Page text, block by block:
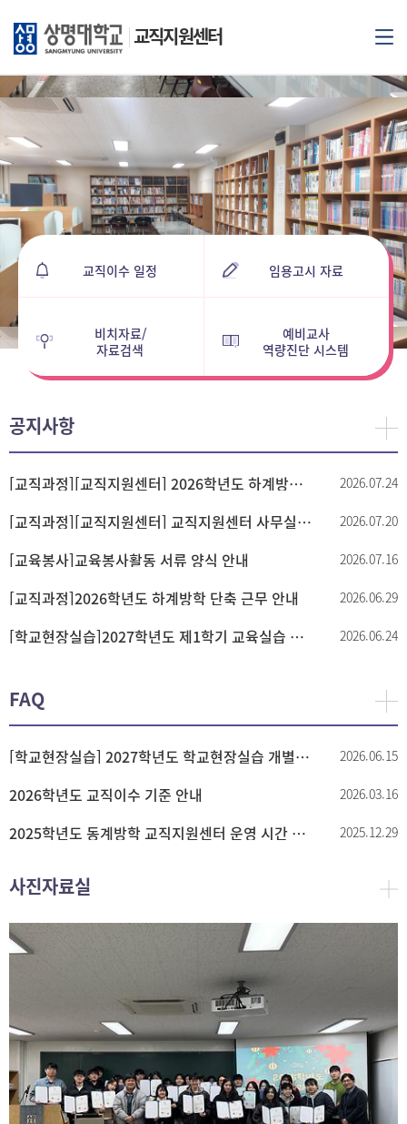
교직지원센터
교직이수 일정 임용고시 자료
비치자료/
자료검색
예비교사
역량진단 시스템
공지사항
[교직과정][교직지원센터] 2026학년도 하계방학 집중휴가제 시행 안내 2026.07.24
[교직과정][교직지원센터] 교직지원센터 사무실 개선 공사 안내 2026.07.20
[교육봉사]교육봉사활동 서류 양식 안내 2026.07.16
[교직과정]2026학년도 하계방학 단축 근무 안내 2026.06.29
[학교현장실습]2027학년도 제1학기 교육실습 수락서 도착 안내 (본문 상시 업데이트) 2026.06.24
FAQ
[학교현장실습] 2027학년도 학교현장실습 개별교섭 공지(제출 공문 및 수락서) 2026.06.15
2026학년도 교직이수 기준 안내 2026.03.16
2025학년도 동계방학 교직지원센터 운영 시간 안내 2025.12.29
사진자료실